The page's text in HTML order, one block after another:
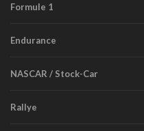
Formule 1
Endurance
NASCAR / Stock-Car
Rallye